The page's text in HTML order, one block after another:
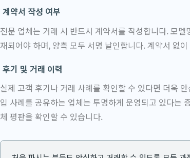
계약서 작성 여부
전문 업체는 거래 시 반드시 계약서를 작성합니다. 모
재되어야 하며, 양측 모두 서명 날인합니다. 계약서 없
후기 및 거래 이력
실제 고객 후기나 거래 사례를 확인할 수 있다면 더욱
입 사례를 공유하는 업체는 투명하게 운영되고 있다는
체 평판을 확인할 수 있습니다.